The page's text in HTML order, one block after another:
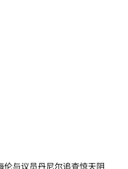
与议员丹尼尔追查惊天阴